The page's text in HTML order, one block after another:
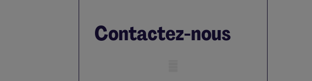
Contactez-nous